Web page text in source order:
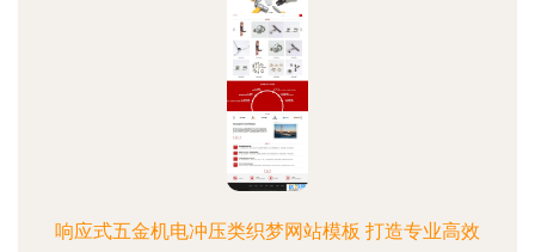
响应式五金机电冲压类织梦网站模板 打造专业高效